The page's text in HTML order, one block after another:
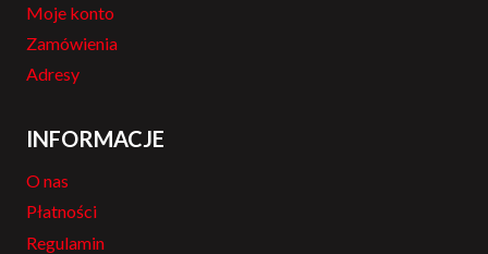
Moje konto
Zamówienia
Adresy
INFORMACJE
O nas
Płatności
Regulamin